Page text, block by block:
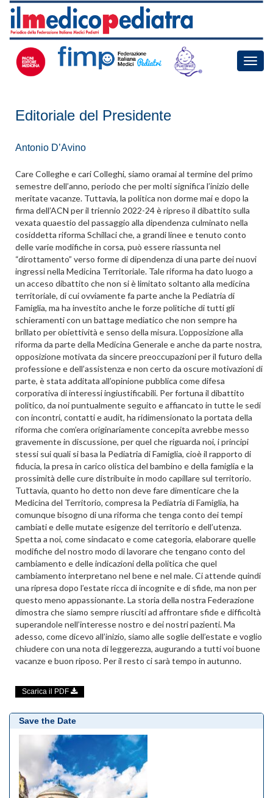
Toggle
Editoriale del Presidente
Antonio D’Avino
Care Colleghe e cari Colleghi, siamo oramai al termine del primo
semestre dell’anno, periodo che per molti significa l’inizio delle
meritate vacanze. Tuttavia, la politica non dorme mai e dopo la
firma dell’ACN per il triennio 2022-24 è ripreso il dibattito sulla
vexata quaestio del passaggio alla dipendenza culminato nella
cosiddetta riforma Schillaci che, a grandi linee e tenuto conto
delle varie modifiche in corsa, può essere riassunta nel
“dirottamento” verso forme di dipendenza di una parte dei nuovi
ingressi nella Medicina Territoriale. Tale riforma ha dato luogo a
un acceso dibattito che non si è limitato soltanto alla medicina
territoriale, di cui ovviamente fa parte anche la Pediatria di
Famiglia, ma ha investito anche le forze politiche di tutti gli
schieramenti con un battage mediatico che non sempre ha
brillato per obiettività e senso della misura. L’opposizione alla
riforma da parte della Medicina Generale e anche da parte nostra,
opposizione motivata da sincere preoccupazioni per il futuro della
professione e dell’assistenza e non certo da oscure motivazioni di
parte, è stata additata all’opinione pubblica come difesa
corporativa di interessi ingiustificabili. Per fortuna il dibattito
politico, da noi puntualmente seguito e affiancato in tutte le sedi
con incontri, contatti e audit, ha ridimensionato la portata della
riforma che com’era originariamente concepita avrebbe messo
gravemente in discussione, per quel che riguarda noi, i principi
stessi sui quali si basa la Pediatria di Famiglia, cioè il rapporto di
fiducia, la presa in carico olistica del bambino e della famiglia e la
prossimità delle cure distribuite in modo capillare sul territorio.
Tuttavia, quanto ho detto non deve fare dimenticare che la
Medicina del Territorio, compresa la Pediatria di Famiglia, ha
comunque bisogno di una riforma che tenga conto dei tempi
cambiati e delle mutate esigenze del territorio e dell’utenza.
Spetta a noi, come sindacato e come categoria, elaborare quelle
modifiche del nostro modo di lavorare che tengano conto del
cambiamento e delle indicazioni della politica che quel
cambiamento interpretano nel bene e nel male. Ci attende quindi
una ripresa dopo l’estate ricca di incognite e di sfide, ma non per
questo meno appassionante. La storia della nostra Federazione
dimostra che siamo sempre riusciti ad affrontare sfide e difficoltà
superandole nell’interesse nostro e dei nostri pazienti. Ma
adesso, come dicevo all’inizio, siamo alle soglie dell’estate e voglio
chiudere con una nota di leggerezza, augurando a tutti voi buone
vacanze e buon riposo. Per il resto ci sarà tempo in autunno.
Scarica il PDF
Save the Date